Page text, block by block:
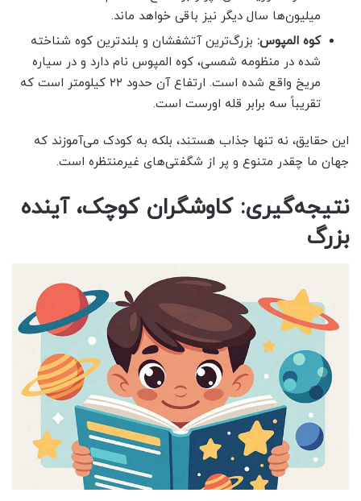
میلیون‌ها سال دیگر نیز باقی خواهد ماند.
کوه المپوس: بزرگ‌ترین آتشفشان و بلندترین کوه شناخته
شده در منظومه شمسی، کوه المپوس نام دارد و در سیاره
مریخ واقع شده است. ارتفاع آن حدود ۲۲ کیلومتر است که
تقریباً سه برابر قله اورست است.
این حقایق، نه تنها جذاب هستند، بلکه به کودک می‌آموزند که
جهان ما چقدر متنوع و پر از شگفتی‌های غیرمنتظره است.
نتیجه‌گیری: کاوشگران کوچک، آینده
بزرگ